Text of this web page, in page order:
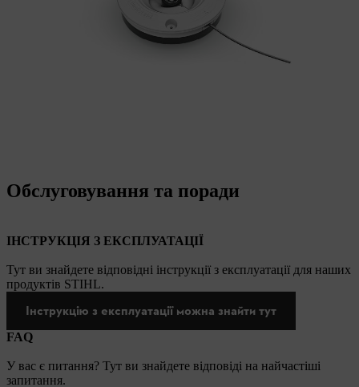
Обслуговування та поради
ІНСТРУКЦІЯ З ЕКСПЛУАТАЦІЇ
Тут ви знайдете відповідні інструкції з експлуатації для наших
продуктів STIHL.
Інструкцію з експлуатації можна знайти тут
FAQ
У вас є питання? Тут ви знайдете відповіді на найчастіші
запитання.